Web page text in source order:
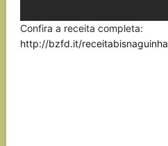
Confira a receita completa:
http://bzfd.it/receitabisnaguinha